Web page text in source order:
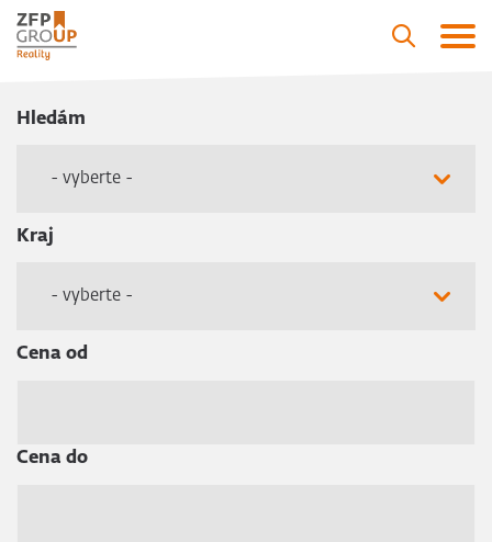
Hledám
- vyberte -
Kraj
- vyberte -
Cena od
Cena do